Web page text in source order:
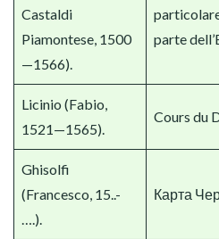
Castaldi
Piamontese, 1500
—1566).
parte
Licinio (Fabio,
1521—1565).
Cours du
Ghisolfi
(Francesco, 15..-
….).
Карта